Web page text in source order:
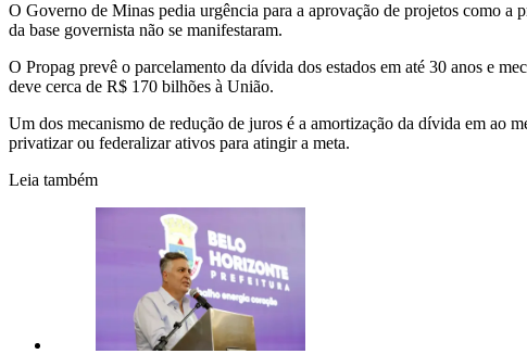
O Governo de Minas pedia urgência para a aprovação de projetos como a
da base governista não se manifestaram.
O Propag prevê o parcelamento da dívida dos estados em até 30 anos e
deve cerca de R$ 170 bilhões à União.
Um dos mecanismo de redução de juros é a amortização da dívida em ao
privatizar ou federalizar ativos para atingir a meta.
Leia também